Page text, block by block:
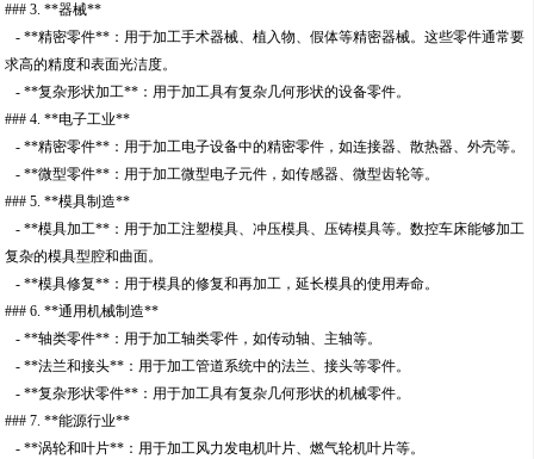
### 3. **器械**
- **精密零件**：用于加工手术器械、植入物、假体等精密器械。这些零件通常要
求高的精度和表面光洁度。
- **复杂形状加工**：用于加工具有复杂几何形状的设备零件。
### 4. **电子工业**
- **精密零件**：用于加工电子设备中的精密零件，如连接器、散热器、外壳等。
- **微型零件**：用于加工微型电子元件，如传感器、微型齿轮等。
### 5. **模具制造**
- **模具加工**：用于加工注塑模具、冲压模具、压铸模具等。数控车床能够加工
复杂的模具型腔和曲面。
- **模具修复**：用于模具的修复和再加工，延长模具的使用寿命。
### 6. **通用机械制造**
- **轴类零件**：用于加工轴类零件，如传动轴、主轴等。
- **法兰和接头**：用于加工管道系统中的法兰、接头等零件。
- **复杂形状零件**：用于加工具有复杂几何形状的机械零件。
### 7. **能源行业**
- **涡轮和叶片**：用于加工风力发电机叶片、燃气轮机叶片等。